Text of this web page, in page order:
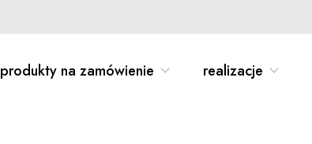
produkty na zamówienie realizacje